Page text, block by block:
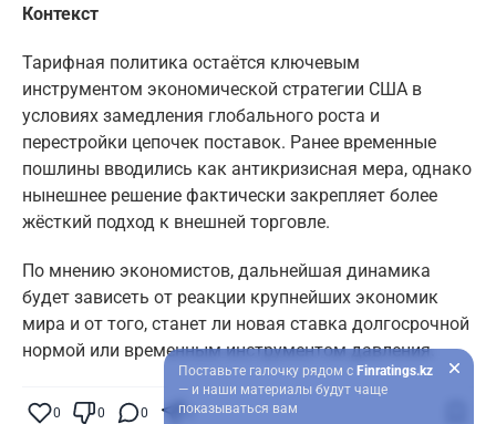
Контекст
Тарифная политика остаётся ключевым
инструментом экономической стратегии США в
условиях замедления глобального роста и
перестройки цепочек поставок. Ранее временные
пошлины вводились как антикризисная мера, однако
нынешнее решение фактически закрепляет более
жёсткий подход к внешней торговле.
По мнению экономистов, дальнейшая динамика
будет зависеть от реакции крупнейших экономик
мира и от того, станет ли новая ставка долгосрочной
нормой или временным инструментом давления.
0 0 0 0
Поставьте галочку рядом с Finratings.kz
— и наши материалы будут чаще
показываться вам